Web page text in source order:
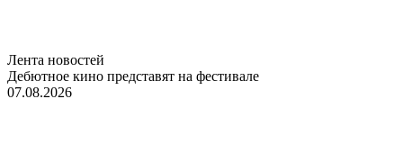
Лента новостей
Дебютное кино представят на фестивале
07.08.2026